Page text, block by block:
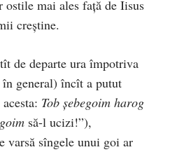
mai ales față de Iisus
creștine.
de departe ura împotriva
general) încît a putut
Tob șebegoim harog
goim să-l ucizi!”),
varsă sîngele unui goi ar